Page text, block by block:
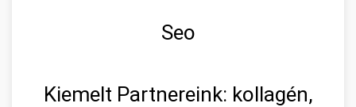
Seo
Kiemelt Partnereink: kollagén,